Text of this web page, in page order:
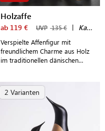
Holzaffe
ab 119 € UVP 135 € | Kay Bojesen
Verspielte Affenfigur mit
freundlichem Charme aus Holz
im traditionellen dänischen
2 Varianten